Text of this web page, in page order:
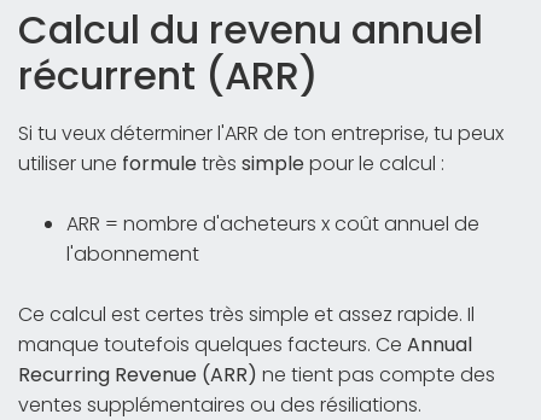
Calcul du revenu annuel
récurrent (ARR)
Si tu veux déterminer l'ARR de ton entreprise, tu peux
utiliser une formuletrès simplepour le calcul :
ARR = nombre d'acheteurs x coût annuel de
l'abonnement
Ce calcul est certes très simple et assez rapide. Il
manque toutefois quelques facteurs. Ce Annual
Recurring Revenue (ARR) ne tient pas compte des
ventes supplémentaires ou des résiliations.